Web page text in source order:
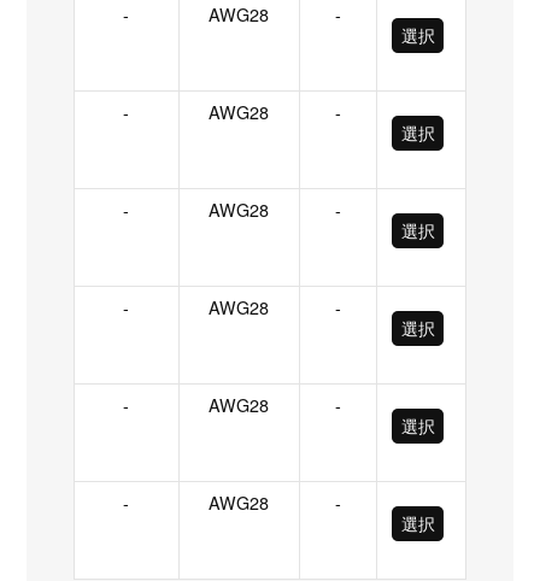
- AWG28
-
選択
- AWG28
-
選択
- AWG28
-
選択
- AWG28
-
選択
- AWG28
-
選択
- AWG28
-
選択